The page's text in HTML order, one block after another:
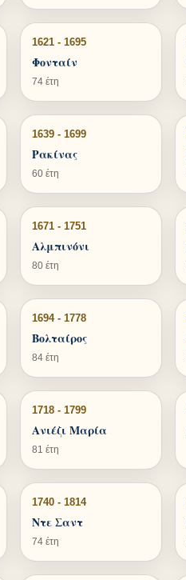
1621 - 1695
Φονταίν
74 έτη
1639 - 1699
Ρακίνας
60 έτη
1671 - 1751
Αλμπινόνι
80 έτη
1694 - 1778
Βολταίρος
84 έτη
1718 - 1799
Ανιέζι Μαρία
81 έτη
1740 - 1814
Ντε Σαντ
74 έτη